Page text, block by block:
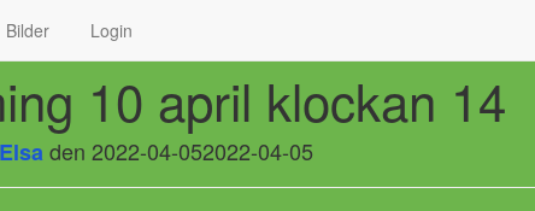
Bilder Login
10 april klockan 14
Elsaden 2022-04-052022-04-05